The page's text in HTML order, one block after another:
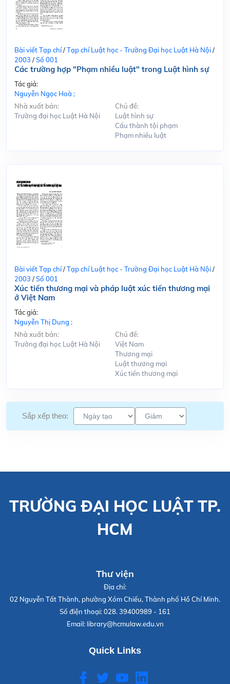
Bài viết Tạp chí/Tạp chí Luật học - Trường Đại học Luật Hà Nội/
2003 /Số 001
Các trường hợp "Phạm nhiều luật" trong Luật hình sự
Tác giả:
Nguyễn Ngọc Hoà ;
Nhà xuất bản:
Trường đại học Luật Hà Nội
Chủ đề:
Luật hình sự
Cấu thành tội phạm
Phạm nhiều luật
Bài viết Tạp chí/Tạp chí Luật học - Trường Đại học Luật Hà Nội/
2003 /Số 001
Xúc tiến thương mại và pháp luật xúc tiến thương mại
ở Việt Nam
Tác giả:
Nguyễn Thị Dung ;
Nhà xuất bản:
Trường đại học Luật Hà Nội
Chủ đề:
Việt Nam
Thương mại
Luật thương mại
Xúc tiến thương mại
Sắp xếp theo:
TRƯỜNG ĐẠI HỌC LUẬT TP.
HCM
Thư viện
Địa chỉ:
02 Nguyễn Tất Thành, phường Xóm Chiếu, Thành phố Hồ Chí Minh.
Số điện thoại:028. 39400989 - 161
Email: library@hcmulaw.edu.vn
Quick Links